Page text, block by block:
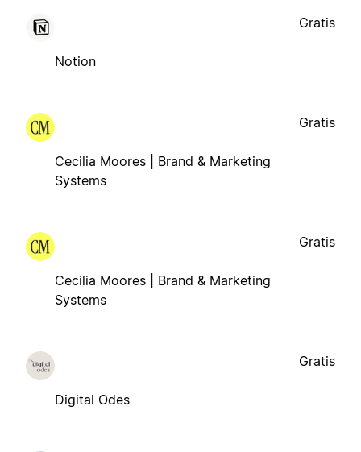
Notion
Gratis
Cecilia Moores | Brand & Marketing
Systems
Gratis
Cecilia Moores | Brand & Marketing
Systems
Gratis
Digital Odes
Gratis